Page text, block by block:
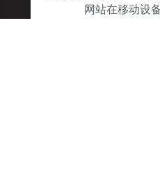
网站在移动设